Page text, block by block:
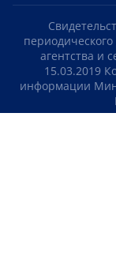
агентства и
15.03.2019
информации